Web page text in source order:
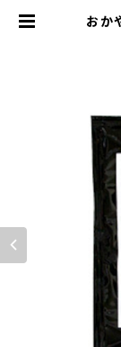
おか